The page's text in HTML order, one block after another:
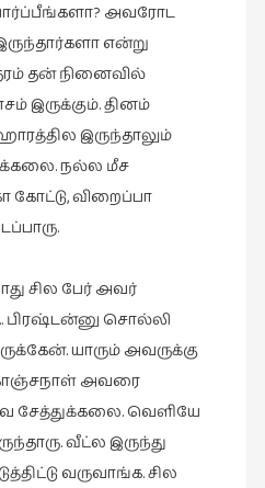
அவரோட
என்று
தன் நினைவில்
இருக்கும். தினம்
இருந்தாலும்
நல்ல மீச
கோட்டு, விறைப்பா
சில பேர் அவர்
பிரஷ்டன்னு சொல்லி
யாரும் அவருக்கு
கொஞ்சநாள் அவரை
சேத்துக்கலை. வெளியே
வீட்ல இருந்து
வருவாங்க. சில